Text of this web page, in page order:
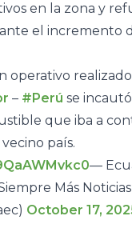
en la zona y
el incremento
operativo
– #Perú se incautó
que iba a
país.
—
Más Noticias
October 17,